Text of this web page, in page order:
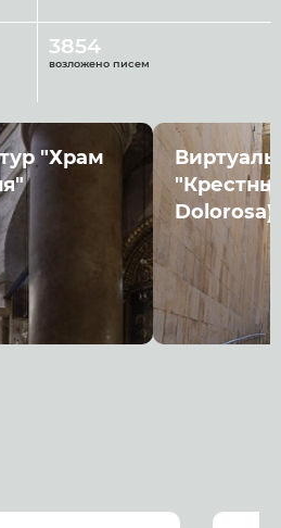
3854
возложено писем
"Храм
Dolorosa)"